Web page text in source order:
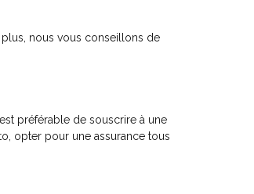
nous vous conseillons de
préférable de souscrire à une
opter pour une assurance tous